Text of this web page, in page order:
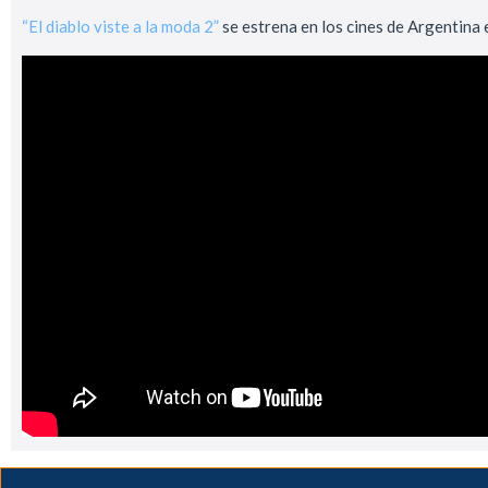
“El diablo viste a la moda 2”se estrena en los cines de Argentina